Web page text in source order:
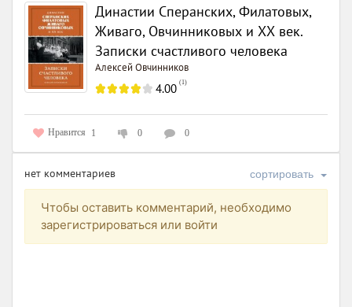
Династии Сперанских, Филатовых,
Живаго, Овчинниковых и ХХ век.
Записки счастливого человека
Алексей Овчинников
4.00 (1)
Нравится 1 0 0